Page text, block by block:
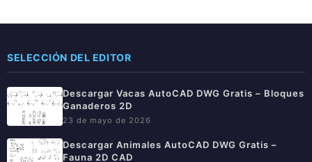
SELECCIÓN DEL EDITOR
Descargar Vacas AutoCAD DWG Gratis – Bloques
Ganaderos 2D
23 de mayo de 2026
Descargar Animales AutoCAD DWG Gratis –
Fauna 2D CAD